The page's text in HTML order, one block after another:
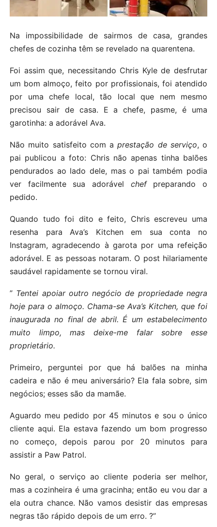
Na impossibilidade de sairmos de casa, grandes
chefes de cozinha têm se revelado na quarentena.
Foi assim que, necessitando Chris Kyle de desfrutar
um bom almoço, feito por profissionais, foi atendido
por uma chefe local, tão local que nem mesmo
precisou sair de casa. E a chefe, pasme, é uma
garotinha: a adorável Ava.
Não muito satisfeito com aprestação de serviço, o
pai publicou a foto: Chris não apenas tinha balões
pendurados ao lado dele, mas o pai também podia
ver facilmente sua adorável chefpreparando o
pedido.
Quando tudo foi dito e feito, Chris escreveu uma
resenha para Ava’s Kitchen em sua conta no
Instagram, agradecendo à garota por uma refeição
adorável. E as pessoas notaram. O post hilariamente
saudável rapidamente se tornou viral.
” Tentei apoiar outro negócio de propriedade negra
hoje para o almoço. Chama-se Ava’s Kitchen, que foi
inaugurada no final de abril. É um estabelecimento
muito limpo, mas deixe-me falar sobre esse
proprietário.
Primeiro, perguntei por que há balões na minha
cadeira e não é meu aniversário? Ela fala sobre, sim
negócios; esses são da mamãe.
Aguardo meu pedido por 45 minutos e sou o único
cliente aqui. Ela estava fazendo um bom progresso
no começo, depois parou por 20 minutos para
assistir a Paw Patrol.
No geral, o serviço ao cliente poderia ser melhor,
mas a cozinheira é uma gracinha; então eu vou dar a
ela outra chance. Não vamos desistir das empresas
negras tão rápido depois de um erro. ?”